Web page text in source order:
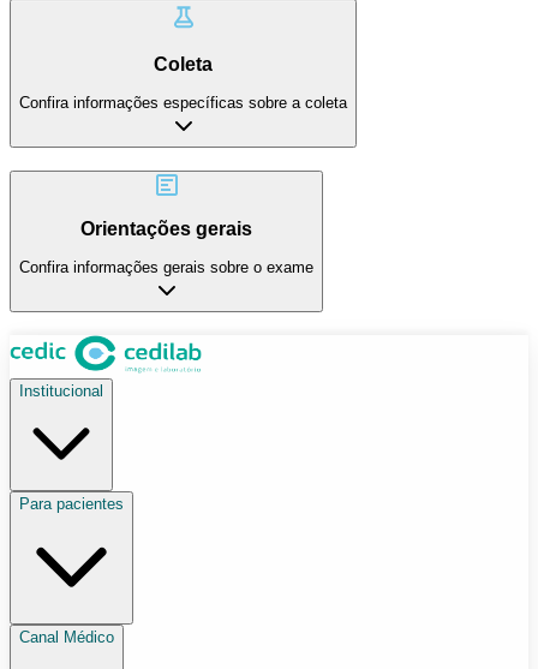
Coleta
Confira informações específicas sobre a coleta
Orientações gerais
Confira informações gerais sobre o exame
Institucional
Para pacientes
Canal Médico